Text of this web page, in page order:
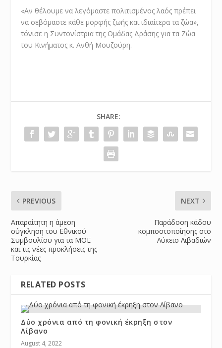
«Αν θέλουμε να λεγόμαστε πολιτισμένος λαός πρέπει
να σεβόμαστε κάθε μορφής ζωής και ιδιαίτερα τα ζώα»,
τόνισε η Συντονίστρια της Ομάδας Δράσης για τα Ζώα
του Κινήματος κ. Ανθή Μουζούρη.
SHARE:
PREVIOUS
Απαραίτητη η άμεση
σύγκληση του Εθνικού
Συμβουλίου για τα ΜΟΕ
και τις νέες προκλήσεις της
Τουρκίας
NEXT
Παράδοση κάδου
κομποστοποίησης στο
Λύκειο Λιβαδιών
RELATED POSTS
Δύο χρόνια από τη φονική έκρηξη στον
Λίβανο
August 4, 2022